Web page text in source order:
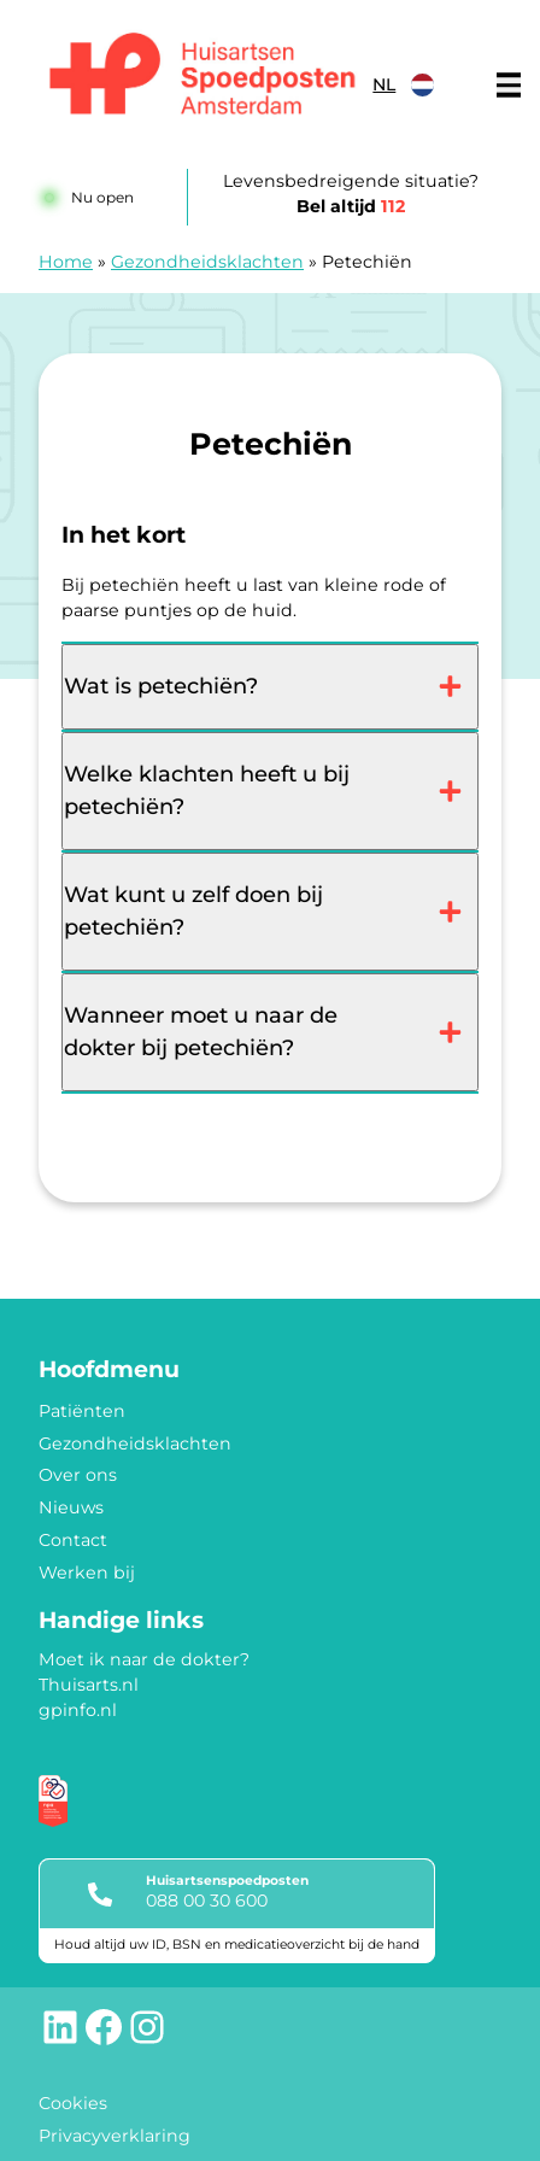
NL
Nu open
Levensbedreigende situatie?
Bel altijd112
Home » Gezondheidsklachten » Petechiën
Petechiën
In het kort
Bij petechiën heeft u last van kleine rode of
paarse puntjes op de huid.
Wat is petechiën?
Welke klachten heeft u bij
petechiën?
Wat kunt u zelf doen bij
petechiën?
Wanneer moet u naar de
dokter bij petechiën?
Hoofdmenu
Patiënten
Gezondheidsklachten
Over ons
Nieuws
Contact
Werken bij
Handige links
Moet ik naar de dokter?
Thuisarts.nl
gpinfo.nl
Huisartsenspoedposten
088 00 30 600
Houd altijd uw ID, BSN en medicatieoverzicht bij de hand
LinkedIn
Facebook
Instagram
Cookies
Privacyverklaring